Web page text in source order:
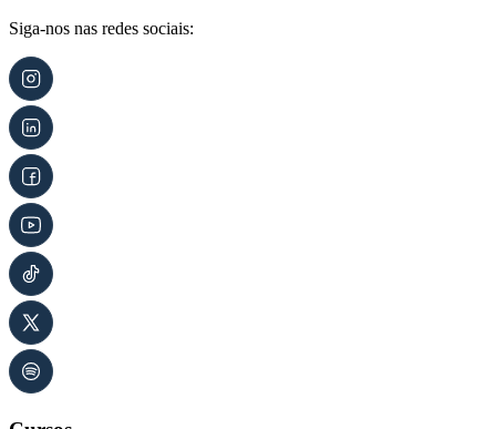
Siga-nos nas redes sociais: